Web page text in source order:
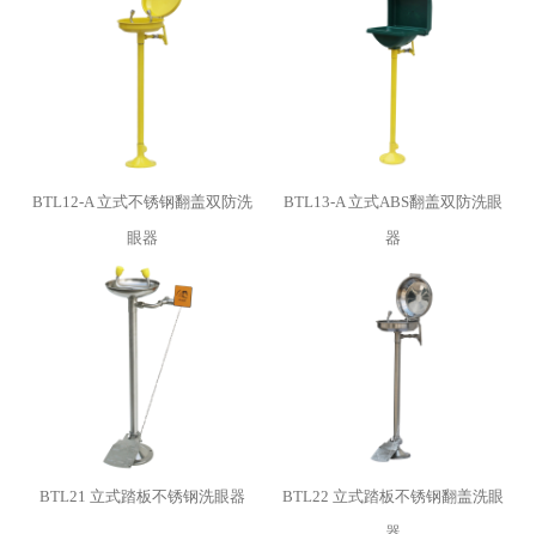
BTL12-A 立式不锈钢翻盖双防洗
眼器
BTL13-A 立式ABS翻盖双防洗眼
器
BTL21 立式踏板不锈钢洗眼器
BTL22 立式踏板不锈钢翻盖洗眼